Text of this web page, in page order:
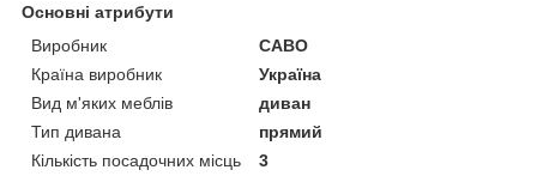
Основні атрибути
Виробник
САВО
Країна виробник
Україна
Вид м'яких меблів
диван
Тип дивана
прямий
Кількість посадочних місць
3